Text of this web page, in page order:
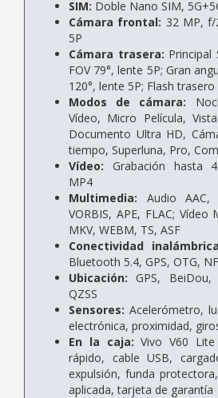
SIM: Doble Nano SIM,
Cámara frontal: 32 MP, f/
5P
Cámara trasera: Principal
FOV 79°, lente 5P; Gran
120°, lente 5P; Flash trasero
Modos de cámara:
Vídeo, Micro Película,
Documento Ultra HD,
tiempo, Superluna, Pro,
Vídeo: Grabación hasta
MP4
Multimedia: Audio AAC,
VORBIS, APE, FLAC; Vídeo
MKV, WEBM, TS, ASF
Conectividad
Bluetooth 5.4, GPS, OTG,
Ubicación: GPS, BeiDou,
QZSS
Sensores: Acelerómetro,
electrónica, proximidad,
En la caja: Vivo V60
rápido, cable USB,
expulsión, funda
aplicada, tarjeta de garantía